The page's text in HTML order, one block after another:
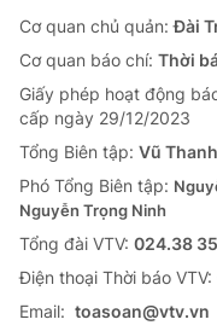
Cơ quan chủ quản:Đài
Cơ quan báo chí: Thời
Giấy phép hoạt động
cấp ngày 29/12/2023
Tổng Biên tập: Vũ
Phó Tổng Biên tập:
Nguyễn Trọng Ninh
Tổng đài VTV: 024.38
Ðiện thoại Thời báo VTV:
Email: toasoan@vtv.vn